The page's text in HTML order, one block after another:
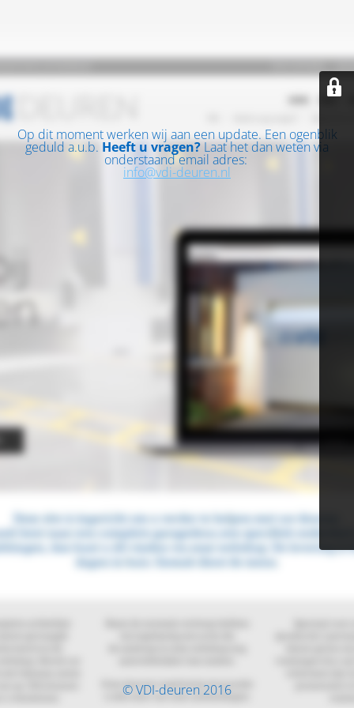
Op dit moment werken wij aan een update. Een ogenblik
geduld a.u.b. Heeft u vragen? Laat het dan weten via
onderstaand email adres:
info@vdi-deuren.nl
© VDI-deuren 2016